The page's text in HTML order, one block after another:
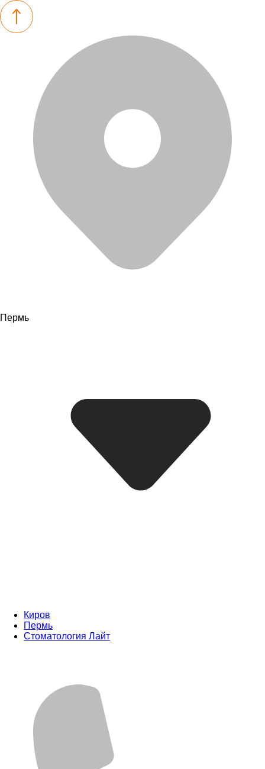
Пермь
Киров
Пермь
Стоматология Лайт